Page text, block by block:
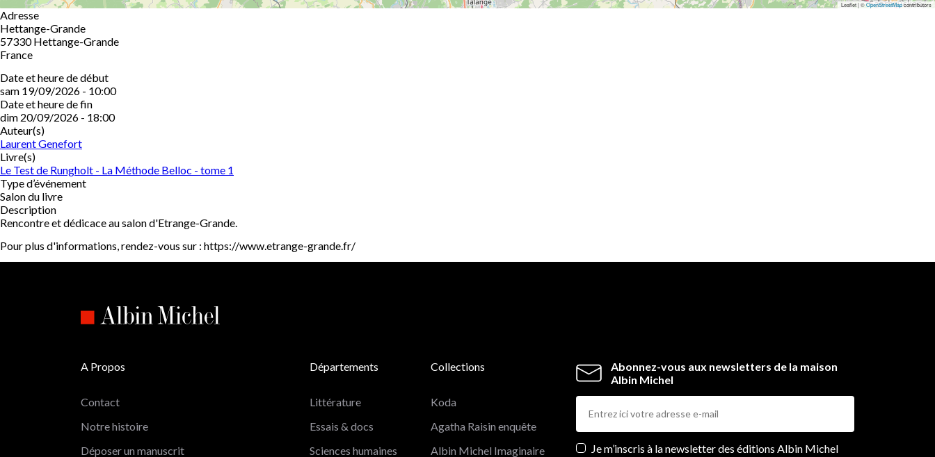
Leaflet | ©OpenStreetMapcontributors
Adresse
Hettange-Grande
57330 Hettange-Grande
France
Date et heure de début
sam 19/09/2026 - 10:00
Date et heure de fin
dim 20/09/2026 - 18:00
Auteur(s)
Laurent Genefort
Livre(s)
Le Test de Rungholt - La Méthode Belloc - tome 1
Type d’événement
Salon du livre
Description
Rencontre et dédicace au salon d'Etrange-Grande.
Pour plus d'informations, rendez-vous sur : https://www.etrange-grande.fr/
Abonnez-vous aux newsletters de la maison
Albin Michel
Newsletters
Je m’inscris à la newsletter des éditions Albin Michel
A Propos
Contact
Notre histoire
Déposer un manuscrit
Départements
Littérature
Essais & docs
Sciences humaines
Collections
Koda
Agatha Raisin enquête
Albin Michel Imaginaire